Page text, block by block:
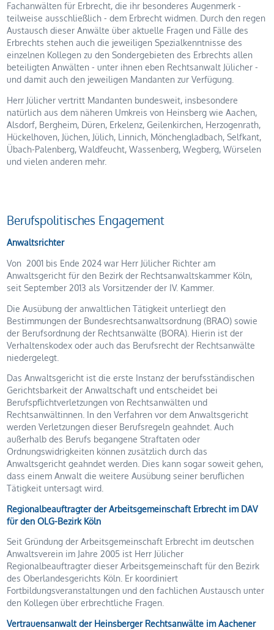
Fachanwälten für Erbrecht, die ihr besonderes Augenmerk -
teilweise ausschließlich - dem Erbrecht widmen. Durch den regen
Austausch dieser Anwälte über aktuelle Fragen und Fälle des
Erbrechts stehen auch die jeweiligen Spezialkenntnisse des
einzelnen Kollegen zu den Sondergebieten des Erbrechts allen
beteiligten Anwälten - unter ihnen eben Rechtsanwalt Jülicher -
und damit auch den jeweiligen Mandanten zur Verfügung.
Herr Jülicher vertritt Mandanten bundesweit, insbesondere
natürlich aus dem näheren Umkreis von Heinsberg wie Aachen,
Alsdorf, Bergheim, Düren, Erkelenz, Geilenkirchen, Herzogenrath,
Hückelhoven, Jüchen, Jülich, Linnich, Mönchengladbach, Selfkant,
Übach-Palenberg, Waldfeucht, Wassenberg, Wegberg, Würselen
und vielen anderen mehr.
Berufspolitisches Engagement
Anwaltsrichter
Von 2001 bis Ende 2024 war Herr Jülicher Richter am
Anwaltsgericht für den Bezirk der Rechtsanwaltskammer Köln,
seit September 2013 als Vorsitzender der IV. Kammer.
Die Ausübung der anwaltlichen Tätigkeit unterliegt den
Bestimmungen der Bundesrechtsanwaltsordnung (BRAO) sowie
der Berufsordnung der Rechtsanwälte (BORA). Hierin ist der
Verhaltenskodex oder auch das Berufsrecht der Rechtsanwälte
niedergelegt.
Das Anwaltsgericht ist die erste Instanz der berufsständischen
Gerichtsbarkeit der Anwaltschaft und entscheidet bei
Berufspflichtverletzungen von Rechtsanwälten und
Rechtsanwältinnen. In den Verfahren vor dem Anwaltsgericht
werden Verletzungen dieser Berufsregeln geahndet. Auch
außerhalb des Berufs begangene Straftaten oder
Ordnungswidrigkeiten können zusätzlich durch das
Anwaltsgericht geahndet werden. Dies kann sogar soweit gehen,
dass einem Anwalt die weitere Ausübung seiner beruflichen
Tätigkeit untersagt wird.
Regionalbeauftragter der Arbeitsgemeinschaft Erbrecht im DAV
für den OLG-Bezirk Köln
Seit Gründung der Arbeitsgemeinschaft Erbrecht im deutschen
Anwaltsverein im Jahre 2005 ist Herr Jülicher
Regionalbeauftragter dieser Arbeitsgemeinschaft für den Bezirk
des Oberlandesgerichts Köln. Er koordiniert
Fortbildungsveranstaltungen und den fachlichen Austausch unter
den Kollegen über erbrechtliche Fragen.
Vertrauensanwalt der Heinsberger Rechtsanwälte im Aachener